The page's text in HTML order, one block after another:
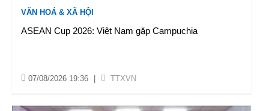
VĂN HOÁ & XÃ HỘI
ASEAN Cup 2026: Việt Nam gặp Campuchia
07/08/2026 19:36 TTXVN